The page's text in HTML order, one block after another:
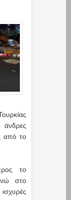
άνδρες
από το
το
στο